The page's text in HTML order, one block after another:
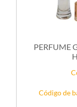
PERFUME
Código de